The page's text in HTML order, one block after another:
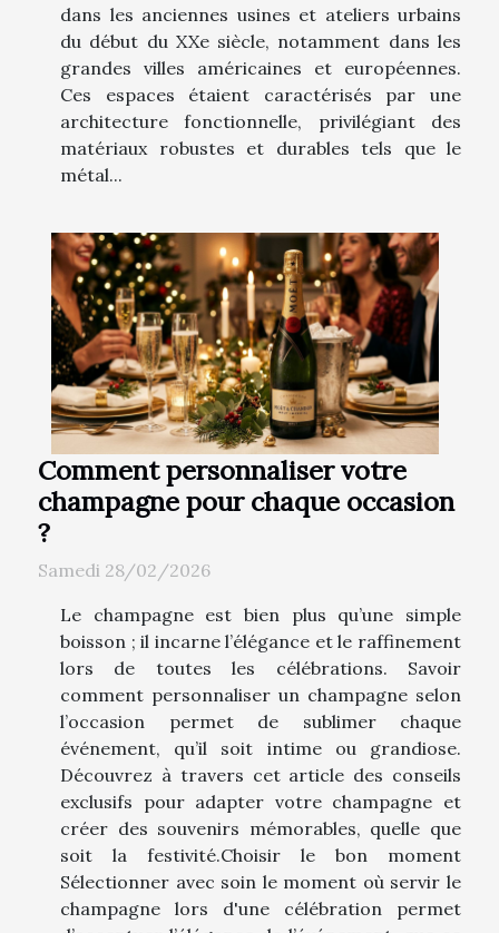
dans les anciennes usines et ateliers urbains
du début du XXe siècle, notamment dans les
grandes villes américaines et européennes.
Ces espaces étaient caractérisés par une
architecture fonctionnelle, privilégiant des
matériaux robustes et durables tels que le
métal...
Comment personnaliser votre
champagne pour chaque occasion
?
Samedi 28/02/2026
Le champagne est bien plus qu’une simple
boisson ; il incarne l’élégance et le raffinement
lors de toutes les célébrations. Savoir
comment personnaliser un champagne selon
l’occasion permet de sublimer chaque
événement, qu’il soit intime ou grandiose.
Découvrez à travers cet article des conseils
exclusifs pour adapter votre champagne et
créer des souvenirs mémorables, quelle que
soit la festivité.Choisir le bon moment
Sélectionner avec soin le moment où servir le
champagne lors d'une célébration permet